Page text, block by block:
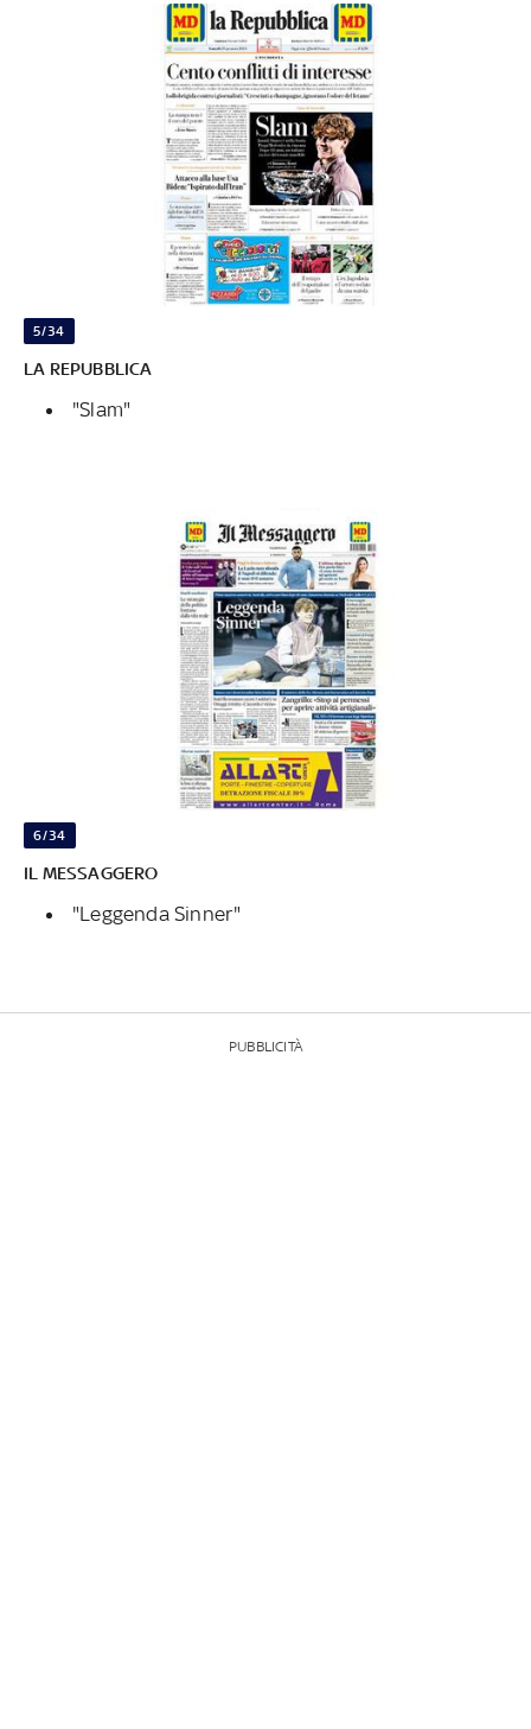
5/34
LA REPUBBLICA
"Slam"
6/34
IL MESSAGGERO
"Leggenda Sinner"
PUBBLICITÀ